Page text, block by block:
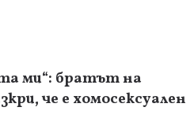
ми“: братът на
че е хомосексуален